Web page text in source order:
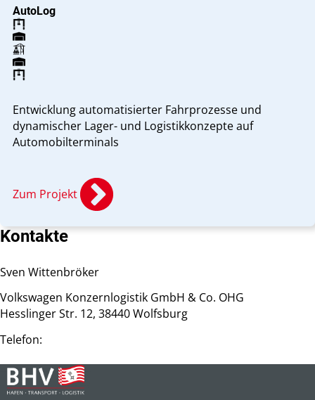
AutoLog
Entwicklung automatisierter Fahrprozesse und
dynamischer Lager- und Logistikkonzepte auf
Automobilterminals
Zum Projekt
Kontakte
Sven Wittenbröker
Volkswagen Konzernlogistik GmbH & Co. OHG
Hesslinger Str. 12, 38440 Wolfsburg
Telefon: